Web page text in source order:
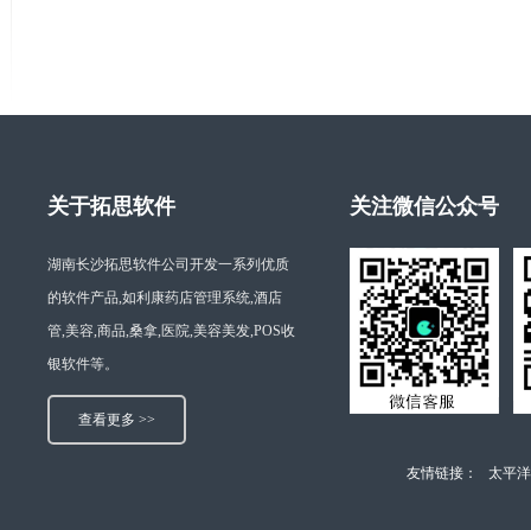
关于拓思软件
湖南长沙拓思软件公司开发一系列优质
的软件产品,如利康药店管理系统,酒店
管,美容,商品,桑拿,医院,美容美发,POS收
银软件等。
查看更多 >>
关注微信公众号
友情链接： 太平